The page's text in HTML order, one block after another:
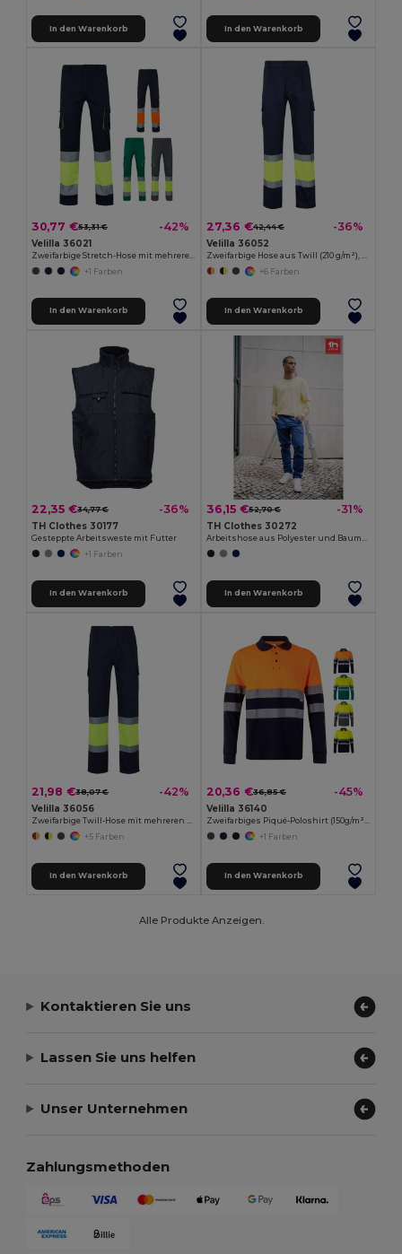
In den Warenkorb In den Warenkorb
30,77 €53,31 € -42%
Velilla 36021
+1 Farben
In den Warenkorb
27,36 €42,44 € -36%
Velilla 36052
+6 Farben
In den Warenkorb
22,35 €34,77 € -36%
TH Clothes 30177
Gesteppte Arbeitsweste mit Futter
+1 Farben
In den Warenkorb
36,15 €52,70 € -31%
TH Clothes 30272
In den Warenkorb
21,98 €38,07 € -42%
Velilla 36056
+5 Farben
In den Warenkorb
20,36 €36,85 € -45%
Velilla 36140
+1 Farben
In den Warenkorb
Alle Produkte Anzeigen.
Kontaktieren Sie uns
Lassen Sie uns helfen
Unser Unternehmen
Zahlungsmethoden